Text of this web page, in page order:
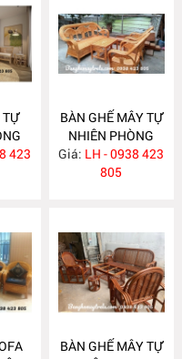
TỰ
423
BÀN GHẾ MÂY TỰ
NHIÊN PHÒNG
KHÁCH MA610
Giá: LH - 0938 423
805
BÀN GHẾ MÂY TỰ